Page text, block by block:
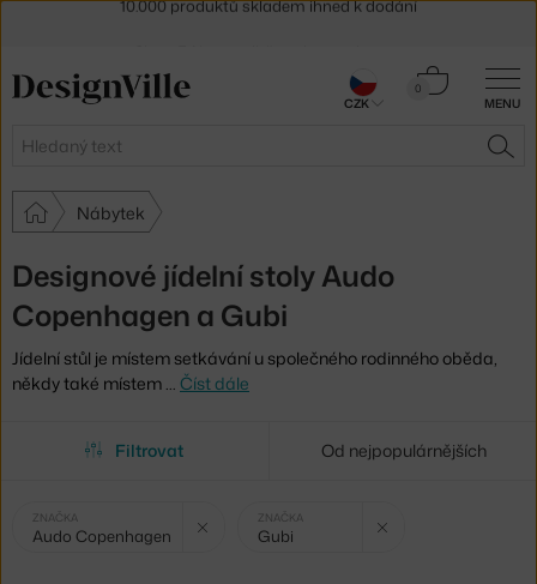
MENU
Hledat
0
Košík
Nábytek
Designové jídelní stoly Audo
Copenhagen a Gubi
Jídelní stůl je místem setkávání u společného rodinného oběda,
někdy také místem … Číst dále
Filtrovat Od nejpopulárnějších
Vybrané
filtry:
ZNAČKA
Audo Copenhagen
ZNAČKA
Gubi
30 dní na vrácení zboží
CZK